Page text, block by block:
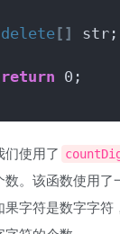
delete [] str;
return 0;
使用了
。该函数使用了
字符是数字字符